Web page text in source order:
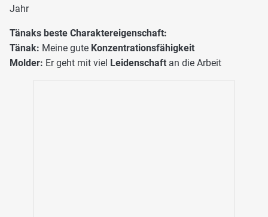
Jahr
Tänaks beste Charaktereigenschaft:
Tänak: Meine gute Konzentrationsfähigkeit
Molder: Er geht mit viel Leidenschaft an die Arbeit